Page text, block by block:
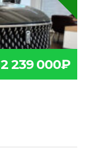
2 239 000₽